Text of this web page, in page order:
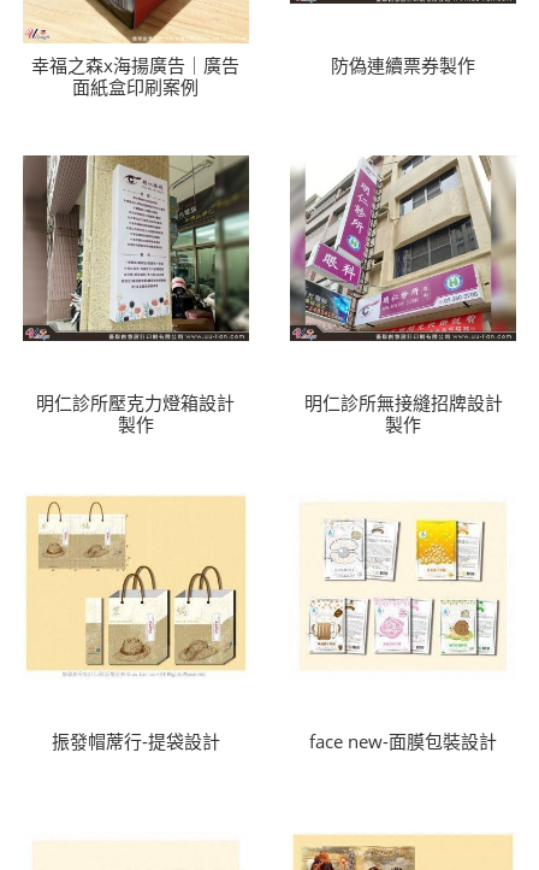
幸福之森x海揚廣告｜廣告
面紙盒印刷案例
防偽連續票券製作
明仁診所壓克力燈箱設計
製作
明仁診所無接縫招牌設計
製作
振發帽蓆行-提袋設計 face new-面膜包裝設計